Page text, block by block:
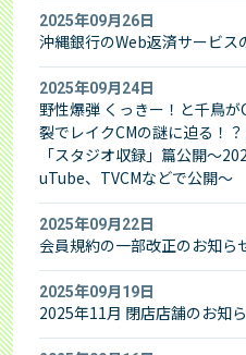
2025年09月26日
沖縄銀行のWeb返済サービス
2025年09月24日
野性爆弾 くっきー！と千鳥
裂でレイクCMの謎に迫る！
「スタジオ収録」篇公開～
uTube、TVCMなどで公開～
2025年09月22日
会員規約の一部改正のお知ら
2025年09月19日
2025年11月 閉店店舗のお知